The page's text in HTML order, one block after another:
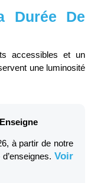
Durée De
accessibles et un
une luminosité
à partir de notre
Voir